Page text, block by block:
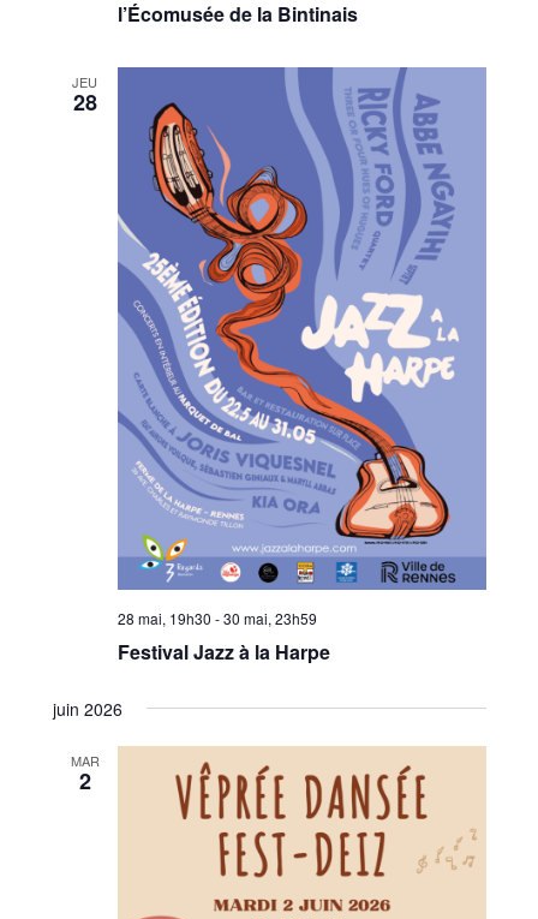
l’Écomusée de la Bintinais
JEU
28
28 mai, 19h30 -30 mai, 23h59
Festival Jazz à la Harpe
juin 2026
MAR
2